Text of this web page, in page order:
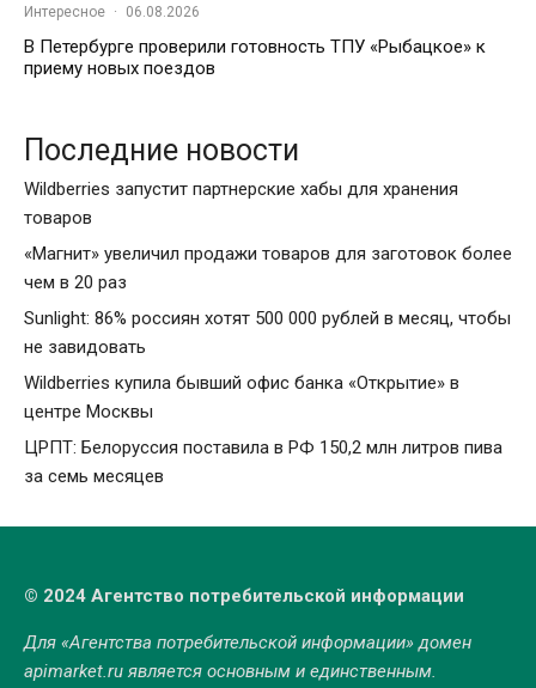
Интересное · 06.08.2026
В Петербурге проверили готовность ТПУ «Рыбацкое» к
приему новых поездов
Последние новости
Wildberries запустит партнерские хабы для хранения
товаров
«Магнит» увеличил продажи товаров для заготовок более
чем в 20 раз
Sunlight: 86% россиян хотят 500 000 рублей в месяц, чтобы
не завидовать
Wildberries купила бывший офис банка «Открытие» в
центре Москвы
ЦРПТ: Белоруссия поставила в РФ 150,2 млн литров пива
за семь месяцев
© 2024 Агентство потребительской информации
Для «Агентства потребительской информации» домен
apimarket.ruявляется основным и единственным.